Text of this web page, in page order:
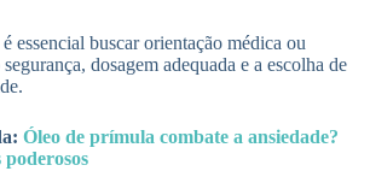
essencial buscar orientação médica ou
dosagem adequada e a escolha de
Óleo de prímula combate a ansiedade?
poderosos